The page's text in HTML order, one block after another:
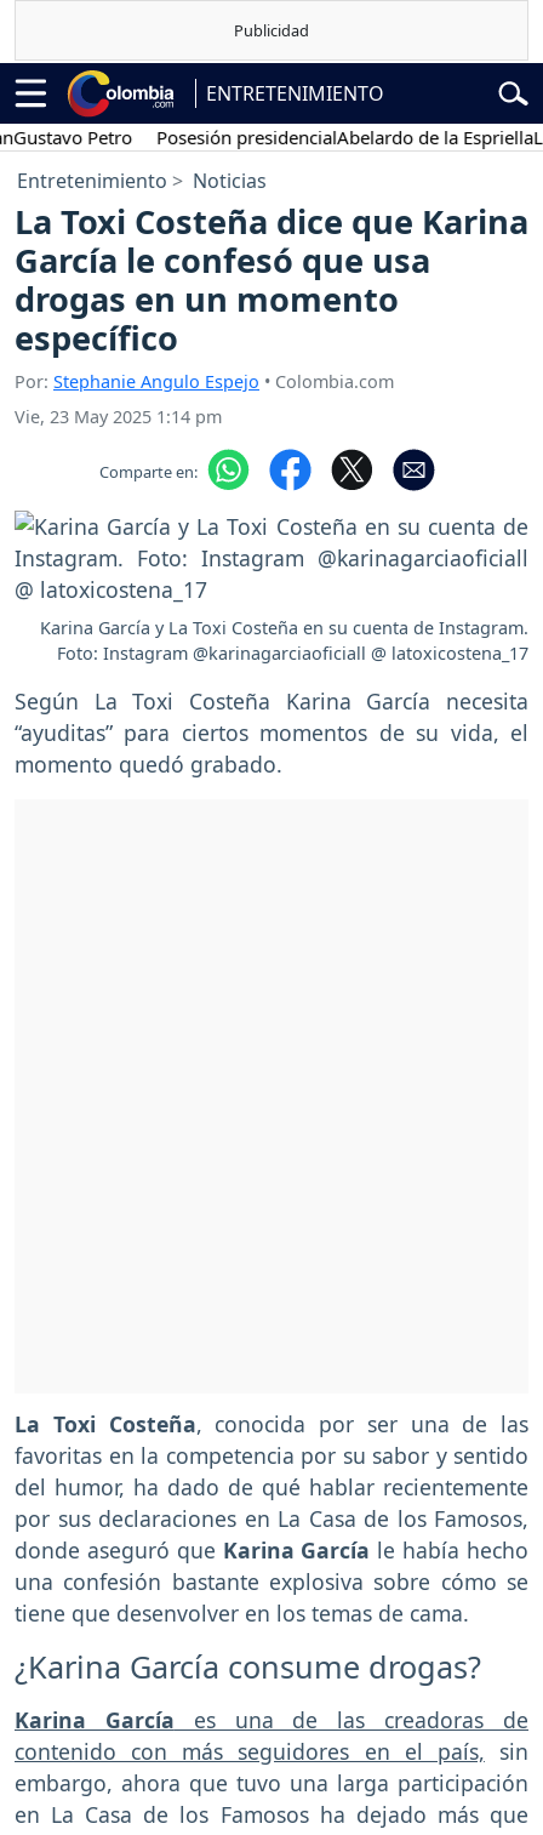
ENTRETENIMIENTO
Petro Posesión presidencialAbelardo de la EspriellaLiga
Entretenimiento Noticias
La Toxi Costeña dice que Karina
García le confesó que usa
drogas en un momento
específico
Por: Stephanie Angulo Espejo • Colombia.com
Vie, 23 May 2025 1:14 pm
Comparte en:
Karina García y La Toxi Costeña en su cuenta de Instagram.
Foto: Instagram @karinagarciaoficiall @ latoxicostena_17
Según La Toxi Costeña Karina García necesita
“ayuditas” para ciertos momentos de su vida, el
momento quedó grabado.
La Toxi Costeña, conocida por ser una de las
favoritas en la competencia por su sabor y sentido
del humor, ha dado de qué hablar recientemente
por sus declaraciones en La Casa de los Famosos,
donde aseguró que Karina García le había hecho
una confesión bastante explosiva sobre cómo se
tiene que desenvolver en los temas de cama.
¿Karina García consume drogas?
Karina García es una de las creadoras de
contenido con más seguidores en el país, sin
embargo, ahora que tuvo una larga participación
en La Casa de los Famosos ha dejado más que